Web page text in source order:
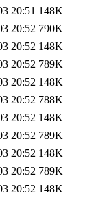
20:51 148K
20:52 790K
20:52 148K
20:52 789K
20:52 148K
20:52 788K
20:52 148K
20:52 789K
20:52 148K
20:52 789K
20:52 148K